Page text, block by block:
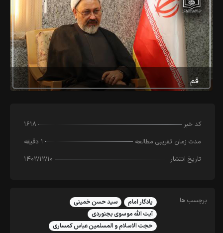
قم
کد خبر
۱۶۱۸
مدت زمان تقریبی مطالعه
۱ دقیقه
تاریخ انتشار
۱۴۰۲/۱۲/۱۰
برچسب ها یادگار امام
سید حسن خمینی
آیت الله موسوی بجنوردی
حجت الاسلام و المسلمین عباس کمساری